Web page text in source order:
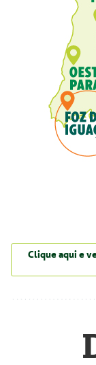
Clique aqui e